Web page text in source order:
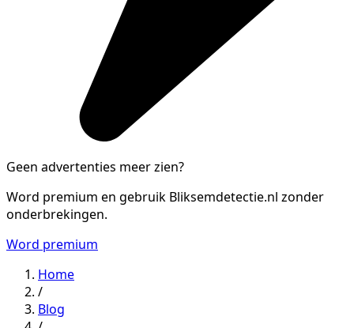
Geen advertenties meer zien?
Word premium en gebruik Bliksemdetectie.nl zonder
onderbrekingen.
Word premium
Home
/
Blog